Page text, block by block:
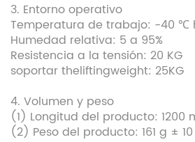
3. Entorno operativo
Temperatura de trabajo: -40 ℃
Humedad relativa: 5 a 95%
Resistencia a la tensión: 20 KG
soportar theliftingweight: 25KG
4. Volumen y peso
(1) Longitud del producto: 1200
(2) Peso del producto: 161 g ±